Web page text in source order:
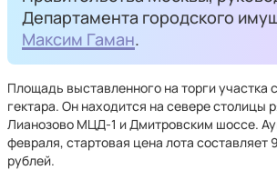
Департамента городского
Максим Гаман.
Площадь выставленного на торги участка
гектара. Он находится на севере столицы
Лианозово МЦД-1 и Дмитровским шоссе.
февраля, стартовая цена лота составляет
рублей.